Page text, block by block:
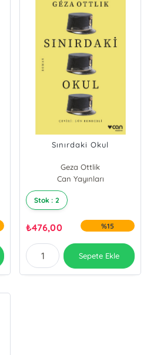
Sınırdaki Okul
Geza Ottlik
Can Yayınları
Stok : 2
₺476,00 %15
Sepete Ekle